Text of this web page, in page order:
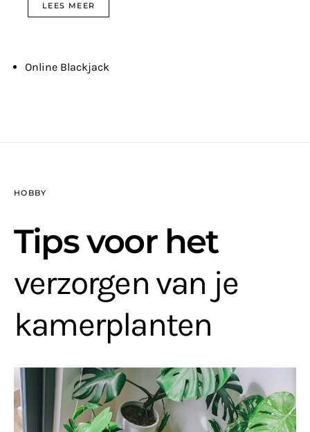
LEES MEER
Online Blackjack
HOBBY
Tips voor het
verzorgen van je
kamerplanten